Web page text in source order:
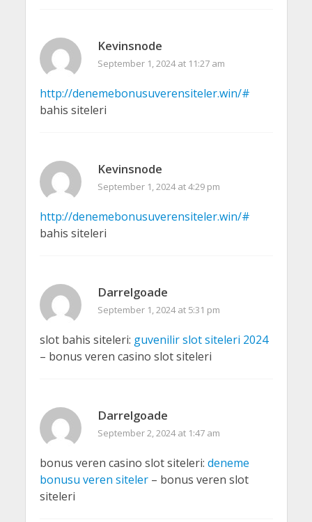
Kevinsnode
September 1, 2024 at 11:27 am
http://denemebonusuverensiteler.win/#
bahis siteleri
Kevinsnode
September 1, 2024 at 4:29 pm
http://denemebonusuverensiteler.win/#
bahis siteleri
Darrelgoade
September 1, 2024 at 5:31 pm
slot bahis siteleri: guvenilir slot siteleri 2024
– bonus veren casino slot siteleri
Darrelgoade
September 2, 2024 at 1:47 am
bonus veren casino slot siteleri: deneme
bonusu veren siteler– bonus veren slot
siteleri